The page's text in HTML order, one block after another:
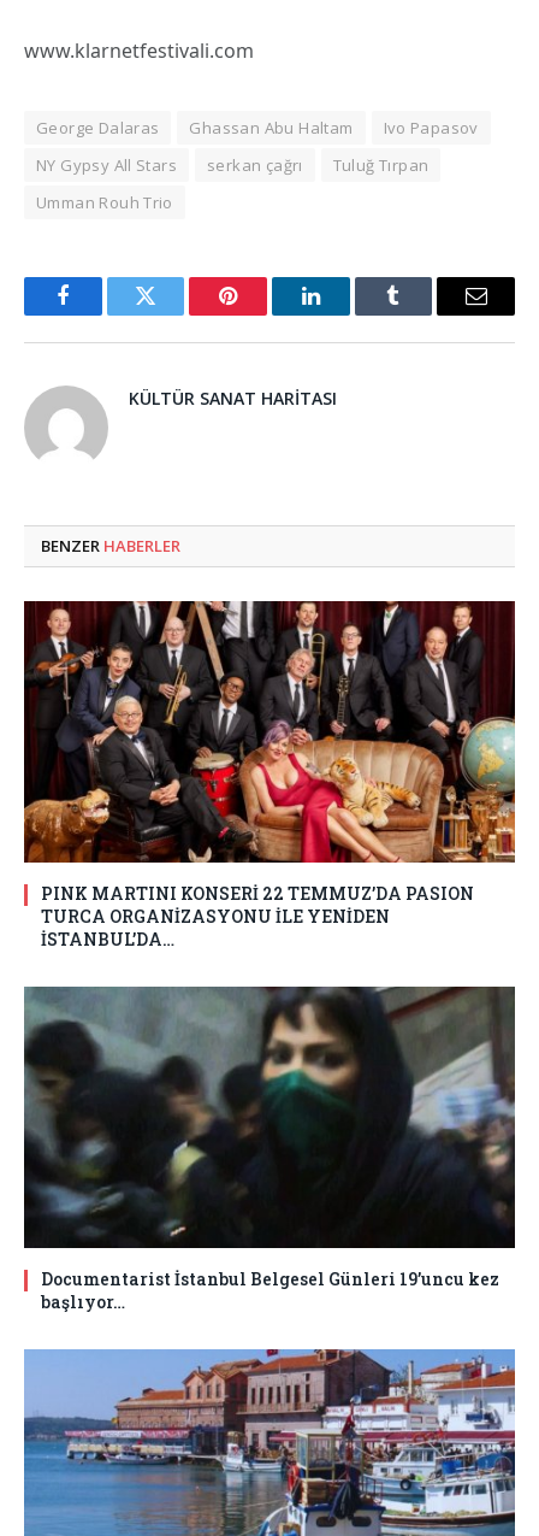
www.klarnetfestivali.com
George Dalaras Ghassan Abu Haltam
Ivo Papasov
NY Gypsy All Stars
serkan çağrı
Tuluğ Tırpan
Umman Rouh Trio
FacebookTwitter Pinterest LinkedInTumblr Email
KÜLTÜR SANAT HARITASI
BENZER HABERLER
PINK MARTINI KONSERİ 22 TEMMUZ’DA PASION
TURCA ORGANİZASYONU İLE YENİDEN
İSTANBUL’DA…
Documentarist İstanbul Belgesel Günleri 19’uncu kez
başlıyor…